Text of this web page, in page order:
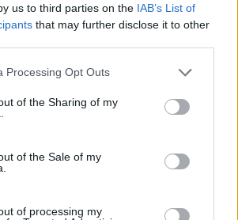
us to third parties on the IAB’s List of
that may further disclose it to other
website/app uses one or more Google
or usage behaviour. You may click to
to Google and its third-party tags to
specified purposes in below Google
Processing Opt Outs
of the Sharing of my
of the Sale of my
of processing my
és Szolgáltató Kft.
rejtett, zöld parkját
megújításának tervezése, ahol a